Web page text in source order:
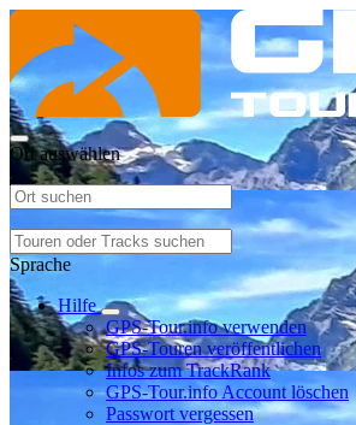
Ort auswählen
Sprache
Hilfe
GPS-Tour.info verwenden
GPS-Touren veröffentlichen
Infos zum TrackRank
GPS-Tour.info Account löschen
Passwort vergessen